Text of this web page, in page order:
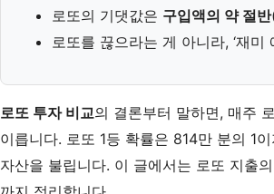
로또의 기댓값은 구입액의 약 절반
로또를 끊으라는 게 아니라, ‘재미
로또 투자 비교의 결론부터 말하면, 매주
이릅니다. 로또 1등 확률은 814만 분의 1
자산을 불립니다. 이 글에서는 로또 지출